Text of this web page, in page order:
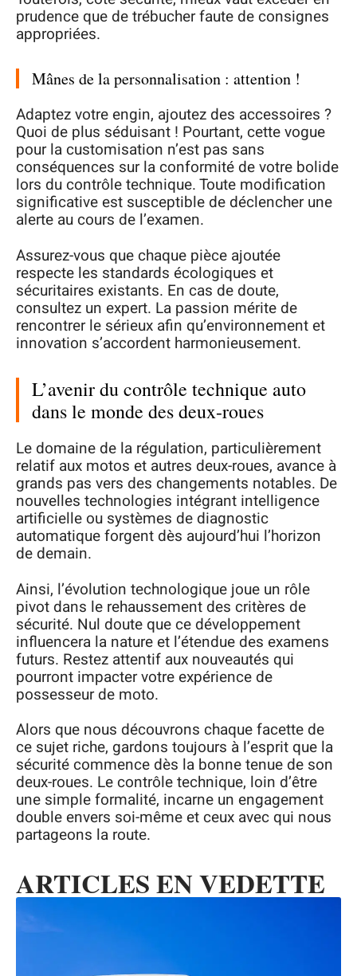
prudence que de trébucher faute de consignes
appropriées.
Mânes de la personnalisation : attention !
Adaptez votre engin, ajoutez des accessoires ?
Quoi de plus séduisant ! Pourtant, cette vogue
pour la customisation n’est pas sans
conséquences sur la conformité de votre bolide
lors du contrôle technique. Toute modification
significative est susceptible de déclencher une
alerte au cours de l’examen.
Assurez-vous que chaque pièce ajoutée
respecte les standards écologiques et
sécuritaires existants. En cas de doute,
consultez un expert. La passion mérite de
rencontrer le sérieux afin qu’environnement et
innovation s’accordent harmonieusement.
L’avenir du contrôle technique auto
dans le monde des deux-roues
Le domaine de la régulation, particulièrement
relatif aux motos et autres deux-roues, avance à
grands pas vers des changements notables. De
nouvelles technologies intégrant intelligence
artificielle ou systèmes de diagnostic
automatique forgent dès aujourd’hui l’horizon
de demain.
Ainsi, l’évolution technologique joue un rôle
pivot dans le rehaussement des critères de
sécurité. Nul doute que ce développement
influencera la nature et l’étendue des examens
futurs. Restez attentif aux nouveautés qui
pourront impacter votre expérience de
possesseur de moto.
Alors que nous découvrons chaque facette de
ce sujet riche, gardons toujours à l’esprit que la
sécurité commence dès la bonne tenue de son
deux-roues. Le contrôle technique, loin d’être
une simple formalité, incarne un engagement
double envers soi-même et ceux avec qui nous
partageons la route.
ARTICLES EN VEDETTE